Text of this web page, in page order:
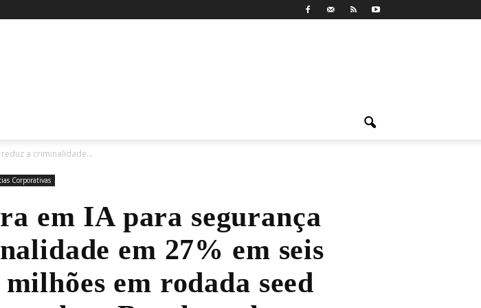
a criminalidade...
Corporativas
em IA para segurança
em 27% em seis
em rodada seed